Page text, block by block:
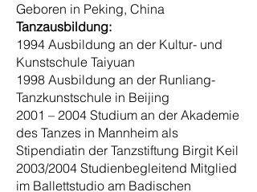
Geboren in Peking, China
Tanzausbildung:
1994 Ausbildung an der Kultur- und
Kunstschule Taiyuan
1998 Ausbildung an der Runliang-
Tanzkunstschule in Beijing
2001 – 2004 Studium an der Akademie
des Tanzes in Mannheim als
Stipendiatin der Tanzstiftung Birgit Keil
2003/2004 Studienbegleitend Mitglied
im Ballettstudio am Badischen